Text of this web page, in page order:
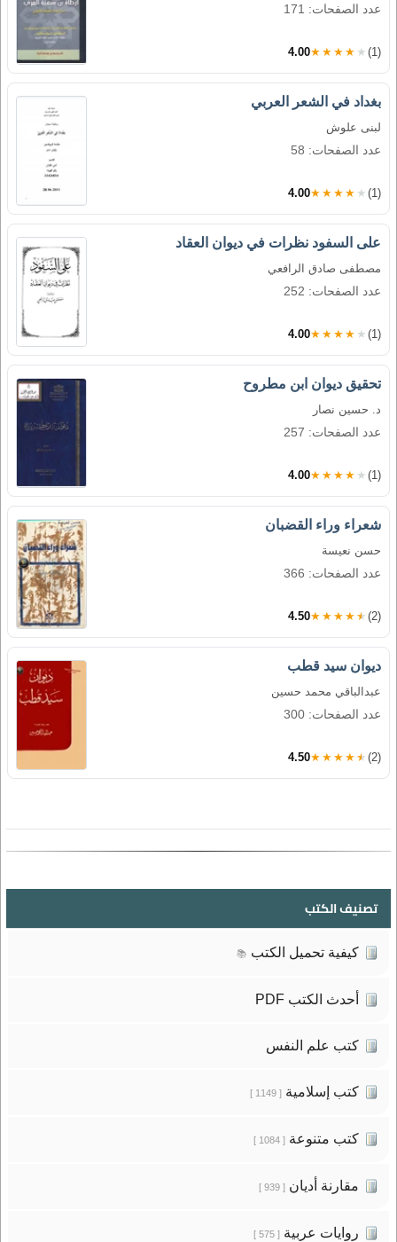
عدد الصفحات: 171
4.00★★★★★ (1)
بغداد في الشعر العربي
لبنى علوش
عدد الصفحات: 58
4.00★★★★★ (1)
على السفود نظرات في ديوان العقاد
مصطفى صادق الرافعي
عدد الصفحات: 252
4.00★★★★★ (1)
تحقيق ديوان ابن مطروح
د. حسين نصار
عدد الصفحات: 257
4.00★★★★★ (1)
شعراء وراء القضبان
حسن نعيسة
عدد الصفحات: 366
4.50★★★★★ (2)
ديوان سيد قطب
عبدالباقي محمد حسين
عدد الصفحات: 300
4.50★★★★★ (2)
تصنيف الكتب
كيفية تحميل الكتب 📚
أحدث الكتب PDF
كتب علم النفس
كتب إسلامية[ 1149 ]
كتب متنوعة[ 1084 ]
مقارنة أديان[ 939 ]
روايات عربية[ 575 ]